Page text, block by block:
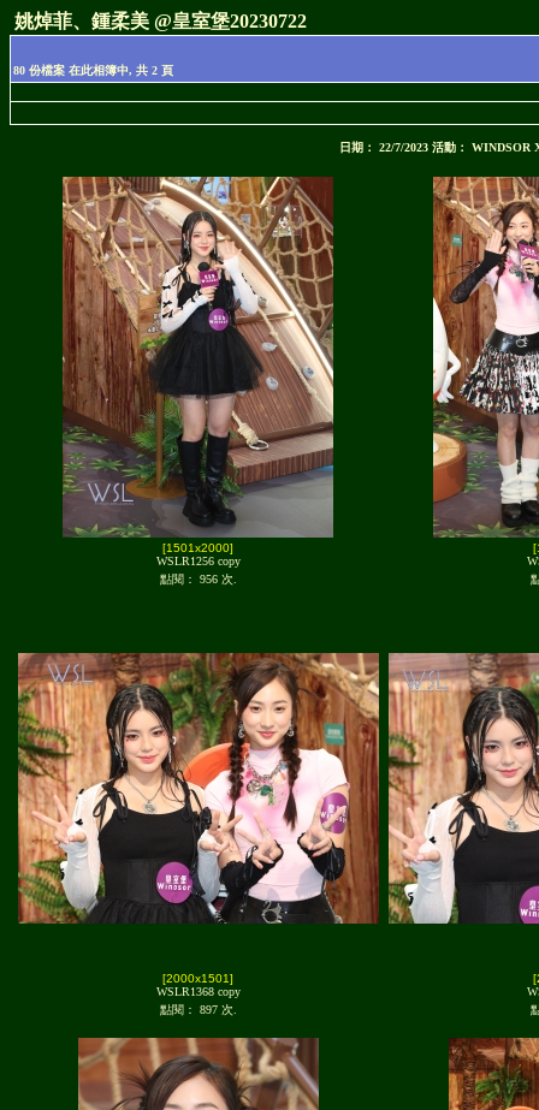
姚焯菲、鍾柔美 @皇室堡20230722
80 份檔案 在此相簿中, 共 2 頁
日期： 22/7/2023 活動：
[1501x2000]
WSLR1256 copy
點閱： 956 次.
[2000x1501]
WSLR1368 copy
點閱： 897 次.